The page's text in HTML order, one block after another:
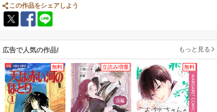
この作品をシェアしよう
広告で人気の作品! もっと見る
無料 立読み増量 無料